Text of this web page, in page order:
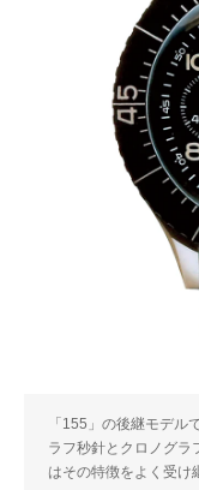
「155」の後継モデ
ラフ秒針とクロノグラ
はその特徴をよく受け